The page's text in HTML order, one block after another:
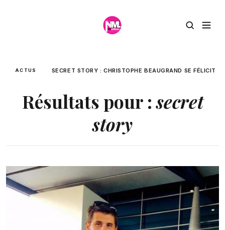
ACTUS SECRET STORY : CHRISTOPHE BEAUGRAND SE FÉLICITE
Résultats pour :secret
story